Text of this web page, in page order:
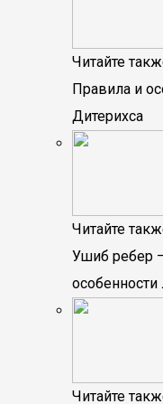
Читайте
Правила и
Дитерихса
Читайте
Ушиб ребер
особенности
Читайте